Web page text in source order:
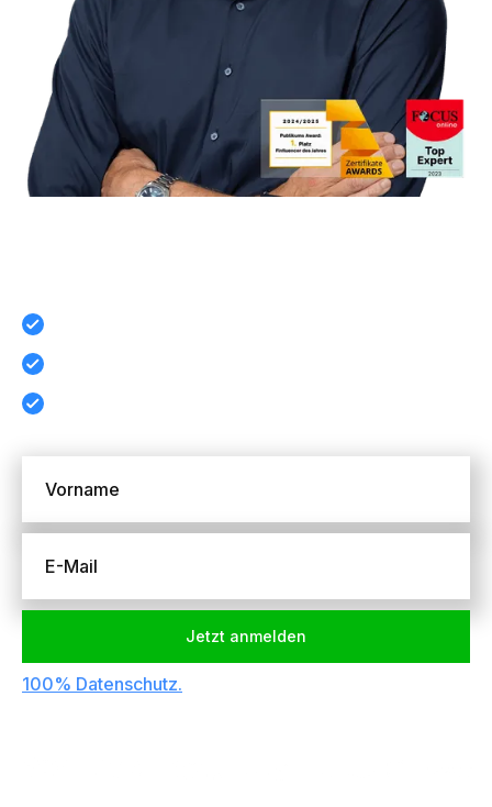
100% Datenschutz.